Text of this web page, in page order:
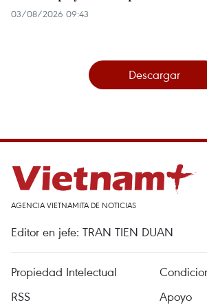
03/08/2026 09:43
Descargar
AGENCIA VIETNAMITA DE NOTICIAS
Editor en jefe: TRAN TIEN DUAN
Propiedad Intelectual
RSS
Apoyo